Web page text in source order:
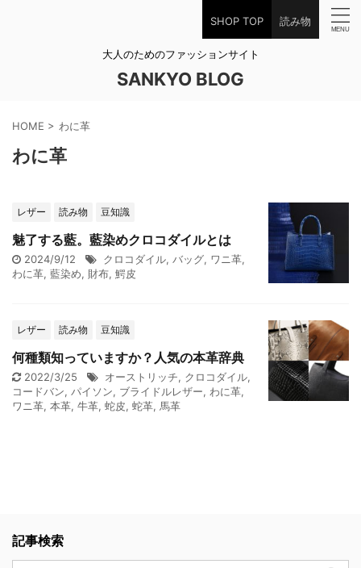
SHOP TOP 読み物
大人のためのファッションサイト
SANKYO BLOG
HOME > わに革
わに革
レザー 読み物 豆知識
魅了する藍。藍染めクロコダイルとは
2024/9/12 クロコダイル, バッグ, ワニ革,
わに革, 藍染め, 財布, 鰐皮
レザー 読み物 豆知識
何種類知っていますか？人気の本革辞典
2022/3/25 オーストリッチ, クロコダイル,
コードバン, パイソン, ブライドルレザー, わに革,
ワニ革, 本革, 牛革, 蛇皮, 蛇革, 馬革
記事検索